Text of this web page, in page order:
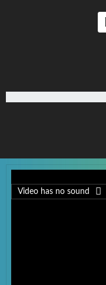
Video has no sound